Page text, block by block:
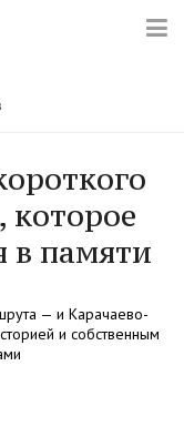
которое
в памяти
— и Карачаево-
и собственным